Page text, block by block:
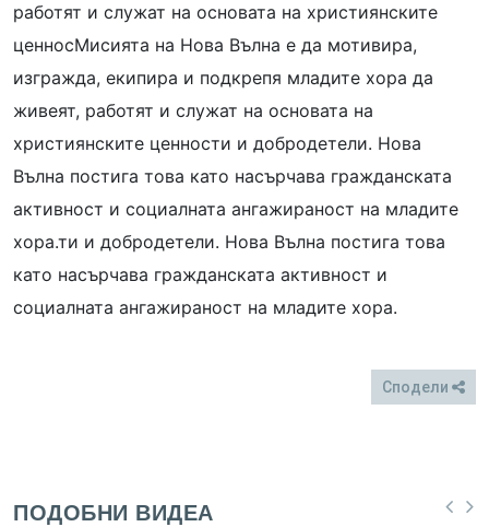
работят и служат на основата на християнските
ценносМисията на Нова Вълна е да мотивира,
изгражда, екипира и подкрепя младите хора да
живеят, работят и служат на основата на
християнските ценности и добродетели. Нова
Вълна постига това като насърчава гражданската
активност и социалната ангажираност на младите
хора.ти и добродетели. Нова Вълна постига това
като насърчава гражданската активност и
социалната ангажираност на младите хора.
Сподели
ПОДОБНИ ВИДЕА